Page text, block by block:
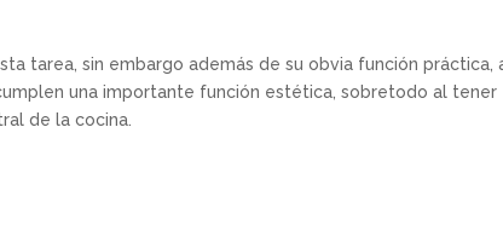
tarea, sin embargo además de su obvia función práctica,
una importante función estética, sobretodo al tener
de la cocina.